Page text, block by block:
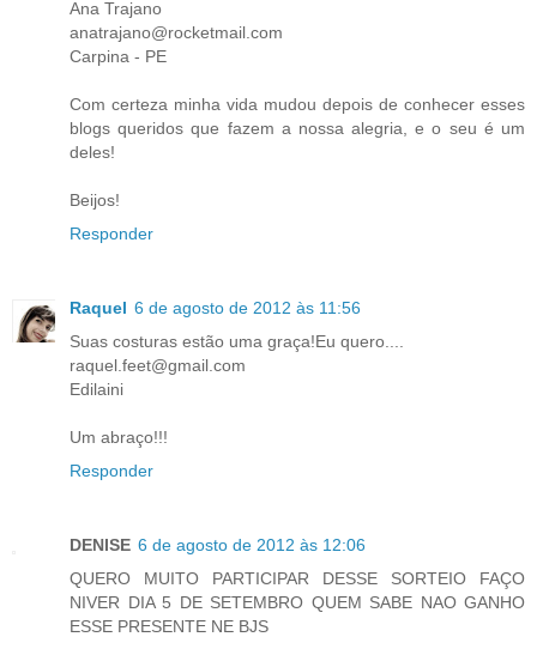
Ana Trajano
anatrajano@rocketmail.com
Carpina - PE
Com certeza minha vida mudou depois de conhecer esses
blogs queridos que fazem a nossa alegria, e o seu é um
deles!
Beijos!
Responder
Raquel 6 de agosto de 2012 às 11:56
Suas costuras estão uma graça!Eu quero....
raquel.feet@gmail.com
Edilaini
Um abraço!!!
Responder
DENISE 6 de agosto de 2012 às 12:06
QUERO MUITO PARTICIPAR DESSE SORTEIO FAÇO
NIVER DIA 5 DE SETEMBRO QUEM SABE NAO GANHO
ESSE PRESENTE NE BJS